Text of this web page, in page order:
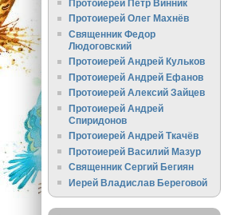
Протоиерей Пётр Винник
Протоиерей Олег Махнёв
Священник Федор
Людоговский
Протоиерей Андрей Кульков
Протоиерей Андрей Ефанов
Протоиерей Алексий Зайцев
Протоиерей Андрей
Спиридонов
Протоиерей Андрей Ткачёв
Протоиерей Василий Мазур
Священник Сергий Бегиян
Иерей Владислав Береговой